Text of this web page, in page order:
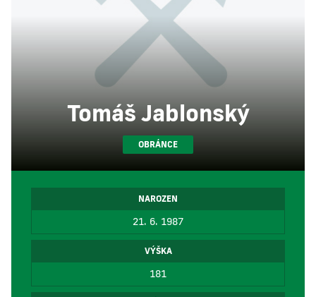
Tomáš Jablonský
OBRÁNCE
NAROZEN
21. 6. 1987
VÝŠKA
181